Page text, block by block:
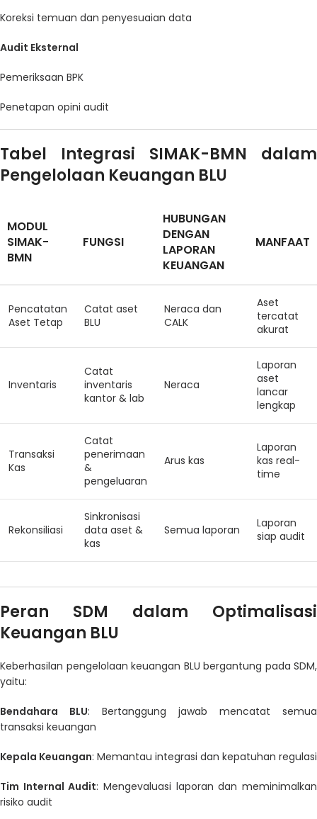
Koreksi temuan dan penyesuaian data
Audit Eksternal
Pemeriksaan BPK
Penetapan opini audit
Tabel Integrasi SIMAK-BMN dalam
Pengelolaan Keuangan BLU
MODUL
SIMAK-
BMN
FUNGSI
HUBUNGAN
DENGAN
LAPORAN
KEUANGAN
MANFAAT
Pencatatan
Aset Tetap
Catat aset
BLU
Neraca dan
CALK
Aset
tercatat
akurat
Inventaris
Catat
inventaris
kantor & lab
Neraca
Laporan
aset
lancar
lengkap
Transaksi
Kas
Catat
penerimaan
&
pengeluaran
Arus kas
Laporan
kas real-
time
Rekonsiliasi
Sinkronisasi
data aset &
kas
Semua laporan
Laporan
siap audit
Peran SDM dalam Optimalisasi
Keuangan BLU
Keberhasilan pengelolaan keuangan BLU bergantung pada SDM,
yaitu:
Bendahara BLU: Bertanggung jawab mencatat semua
transaksi keuangan
Kepala Keuangan: Memantau integrasi dan kepatuhan regulasi
Tim Internal Audit: Mengevaluasi laporan dan meminimalkan
risiko audit